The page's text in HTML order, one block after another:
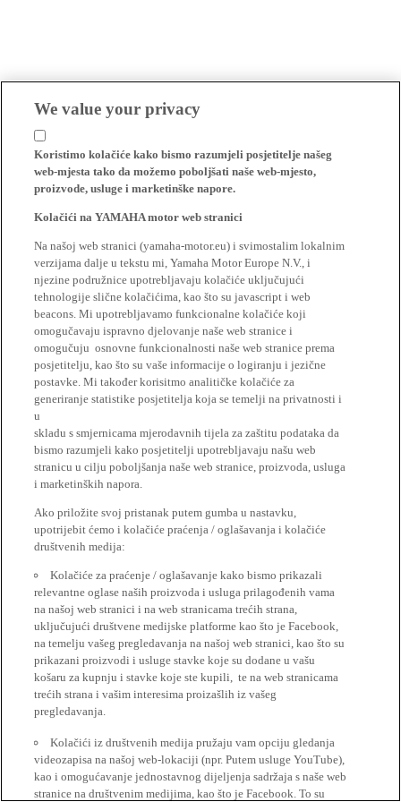
We value your privacy
Koristimo kolačiće kako bismo razumjeli posjetitelje našeg
web-mjesta tako da možemo poboljšati naše web-mjesto,
proizvode, usluge i marketinške napore.
Kolačići na YAMAHA motor web stranici
Na našoj web stranici (yamaha-motor.eu) i svimostalim lokalnim
verzijama dalje u tekstu mi, Yamaha Motor Europe N.V., i
njezine podružnice upotrebljavaju kolačiće uključujući
tehnologije slične kolačićima, kao što su javascript i web
beacons. Mi upotrebljavamo funkcionalne kolačiće koji
omogučavaju ispravno djelovanje naše web stranice i
omogučuju osnovne funkcionalnosti naše web stranice prema
posjetitelju, kao što su vaše informacije o logiranju i jezične
postavke. Mi također korisitmo analitičke kolačiće za
generiranje statistike posjetitelja koja se temelji na privatnosti i
u
skladu s smjernicama mjerodavnih tijela za zaštitu podataka da
bismo razumjeli kako posjetitelji upotrebljavaju našu web
stranicu u cilju poboljšanja naše web stranice, proizvoda, usluga
i marketinških napora.
Ako priložite svoj pristanak putem gumba u nastavku,
upotrijebit ćemo i kolačiće praćenja / oglašavanja i kolačiće
društvenih medija:
Kolačiće za praćenje / oglašavanje kako bismo prikazali
relevantne oglase naših proizvoda i usluga prilagođenih vama
na našoj web stranici i na web stranicama trećih strana,
uključujući društvene medijske platforme kao što je Facebook,
na temelju vašeg pregledavanja na našoj web stranici, kao što su
prikazani proizvodi i usluge stavke koje su dodane u vašu
košaru za kupnju i stavke koje ste kupili, te na web stranicama
trećih strana i vašim interesima proizašlih iz vašeg
pregledavanja.
Kolačići iz društvenih medija pružaju vam opciju gledanja
videozapisa na našoj web-lokaciji (npr. Putem usluge YouTube),
kao i omogućavanje jednostavnog dijeljenja sadržaja s naše web
stranice na društvenim medijima, kao što je Facebook. To su